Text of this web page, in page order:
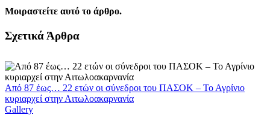
Μοιραστείτε αυτό το άρθρο.
Facebook
X
LinkedIn
WhatsApp
Email
Σχετικά Άρθρα
Από 87 έως… 22 ετών οι σύνεδροι του ΠΑΣΟΚ – Το Αγρίνιο
κυριαρχεί στην Αιτωλοακαρνανία
Gallery